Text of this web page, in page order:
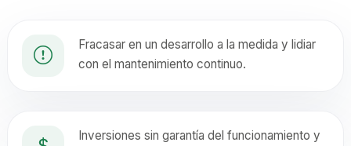
Fracasar en un desarrollo a la medida y lidiar
con el mantenimiento continuo.
Inversiones sin garantía del funcionamiento y